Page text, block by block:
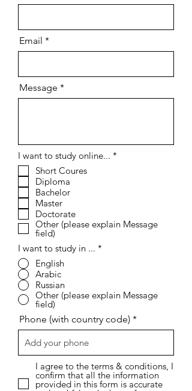
Email
Message
I want to study online... *
Short Coures
Diploma
Bachelor
Master
Doctorate
Other (please explain Message
field)
I want to study in ... *
English
Arabic
Russian
Other (please explain Message
field)
Phone (with country code)
I agree to the terms & conditions, I
confirm that all the information
provided in this form is accurate